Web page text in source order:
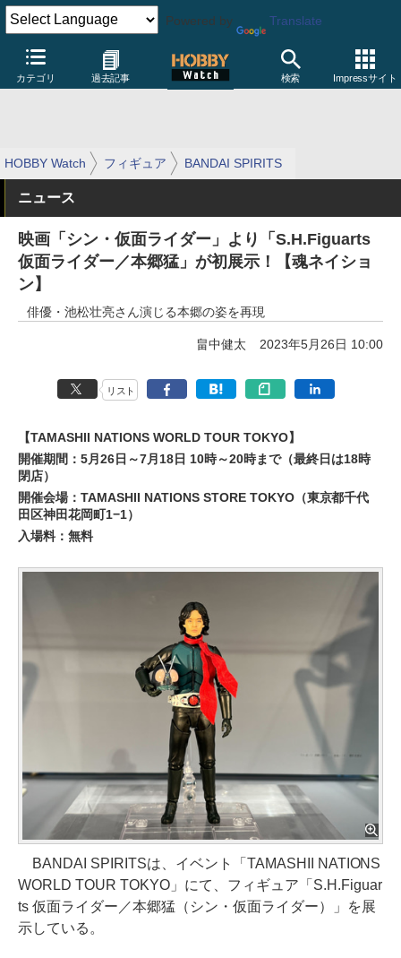
Powered by Translate
カテゴリ 過去記事 検索 Impressサイト
HOBBY Watch フィギュア BANDAI SPIRITS
ニュース
映画「シン・仮面ライダー」より「S.H.Figuarts
仮面ライダー／本郷猛」が初展示！【魂ネイショ
ン】
俳優・池松壮亮さん演じる本郷の姿を再現
畠中健太 2023年5月26日 10:00
リスト
【TAMASHII NATIONS WORLD TOUR TOKYO】
開催期間：5月26日～7月18日 10時～20時まで（最終日は18時
閉店）
開催会場：TAMASHII NATIONS STORE TOKYO（東京都千代
田区神田花岡町1−1）
入場料：無料
BANDAI SPIRITSは、イベント「TAMASHII NATIONS
WORLD TOUR TOKYO」にて、フィギュア「S.H.Figuar
ts 仮面ライダー／本郷猛（シン・仮面ライダー）」を展
示している。